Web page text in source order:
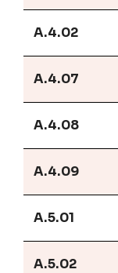
A.4.02
A.4.07
A.4.08
A.4.09
A.5.01
A.5.02